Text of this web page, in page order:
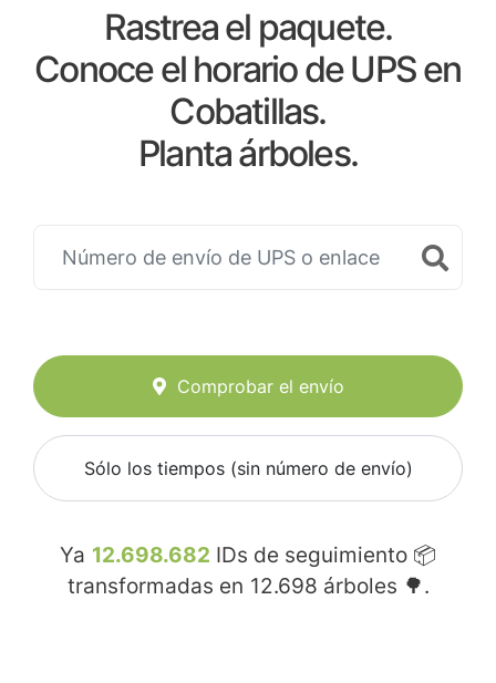
Rastrea el paquete.
Conoce el horario de UPS en
Cobatillas.
Planta árboles.
Comprobar el envío
Sólo los tiempos (sin número de envío)
Ya 12.698.682 IDs de seguimiento 📦
transformadas en 12.698 árboles 🌳.